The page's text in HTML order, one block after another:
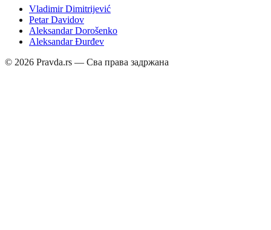
Vladimir Dimitrijević
Petar Davidov
Aleksandar Dorošenko
Aleksandar Đurđev
© 2026 Pravda.rs — Сва права задржана